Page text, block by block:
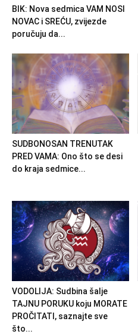
BIK: Nova sedmica VAM NOSI
NOVAC i SREĆU, zvijezde
poručuju da...
SUDBONOSAN TRENUTAK
PRED VAMA: Ono što se desi
do kraja sedmice...
VODOLIJA: Sudbina šalje
TAJNU PORUKU koju MORATE
PROČITATI, saznajte sve
što...